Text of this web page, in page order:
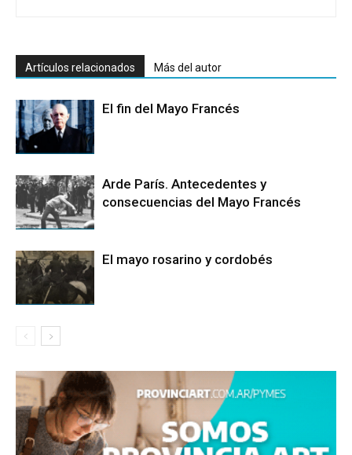
Artículos relacionados Más del autor
El fin del Mayo Francés
Arde París. Antecedentes y
consecuencias del Mayo Francés
El mayo rosarino y cordobés